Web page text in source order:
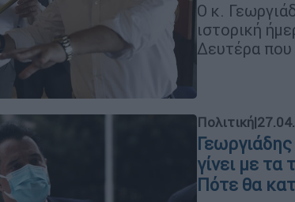
Ο κ.
ιστορική
Δευτέρα που
Πολιτική|
γίνει με τα
Πότε θα